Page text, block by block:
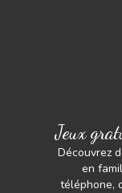
Jeux
Découvrez
en
téléphone,